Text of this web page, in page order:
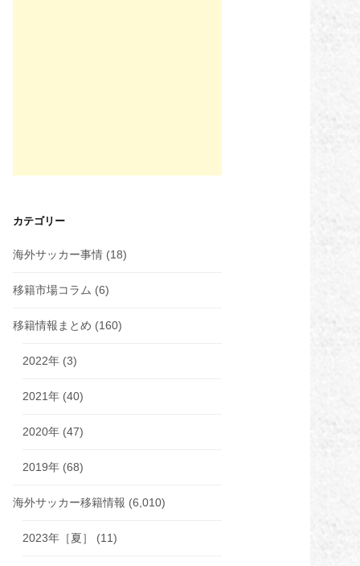
カテゴリー
海外サッカー事情 (18)
移籍市場コラム (6)
移籍情報まとめ (160)
2022年 (3)
2021年 (40)
2020年 (47)
2019年 (68)
海外サッカー移籍情報 (6,010)
2023年［夏］ (11)